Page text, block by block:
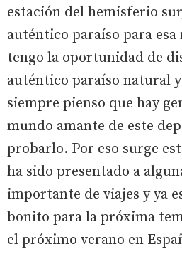
estación del hemisferio
auténtico paraíso para
tengo la oportunidad de
auténtico paraíso natural
siempre pienso que hay
mundo amante de este
probarlo. Por eso surge
ha sido presentado a
importante de viajes y ya
bonito para la próxima
el próximo verano en